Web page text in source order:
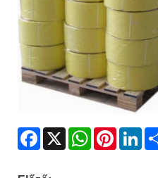
Facebook
X WhatsAppPinterest